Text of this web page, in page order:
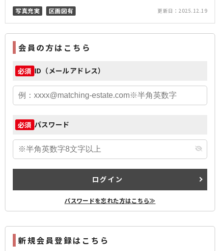
写真充実 区画図有 更新日： 2025.12.19
会員の方はこちら
必須 ID（メールアドレス）
必須 パスワード
ログイン
パスワードを忘れた方はこちら≫
新規会員登録はこちら